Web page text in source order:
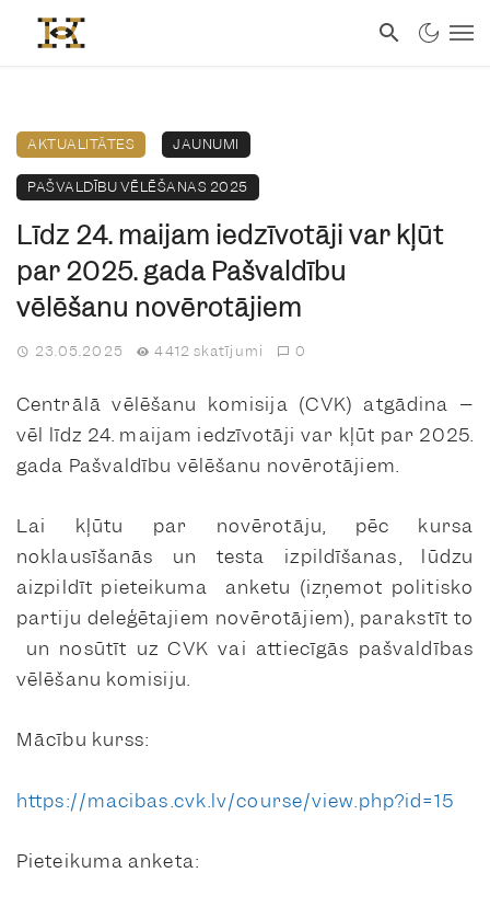
AKTUALITĀTES JAUNUMI
PAŠVALDĪBU VĒLĒŠANAS 2025
Līdz 24. maijam iedzīvotāji var kļūt
par 2025. gada Pašvaldību
vēlēšanu novērotājiem
23.05.2025 4412 skatījumi 0
Centrālā vēlēšanu komisija (CVK) atgādina –
vēl līdz 24. maijam iedzīvotāji var kļūt par 2025.
gada Pašvaldību vēlēšanu novērotājiem.
Lai kļūtu par novērotāju, pēc kursa
noklausīšanās un testa izpildīšanas, lūdzu
aizpildīt pieteikuma anketu (izņemot politisko
partiju deleģētajiem novērotājiem), parakstīt to
un nosūtīt uz CVK vai attiecīgās pašvaldības
vēlēšanu komisiju.
Mācību kurss:
https://macibas.cvk.lv/course/view.php?id=15
Pieteikuma anketa: